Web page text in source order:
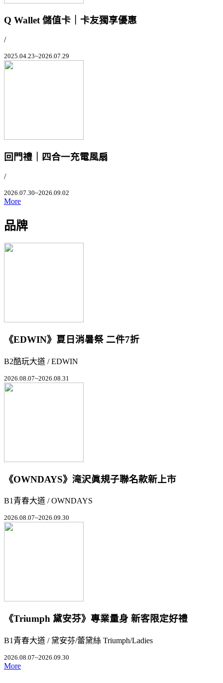
Q Wallet 儲值卡｜卡友獨享優惠
/
2025.04.23~2026.07.29
回門禮｜四合一充電風扇
/
2026.07.30~2026.09.02
More
品牌
《EDWIN》夏日消暑祭 二件7折
B2酷玩大道 / EDWIN
2026.08.07~2026.08.31
《OWNDAYS》滝沢眞規子聯名款新上市
B1青春大道 / OWNDAYS
2026.08.07~2026.09.30
《Triumph 黛安芬》專業量身 新客限定好禮
B1青春大道 / 黛安芬/蕾黛絲 Triumph/Ladies
2026.08.07~2026.09.30
More